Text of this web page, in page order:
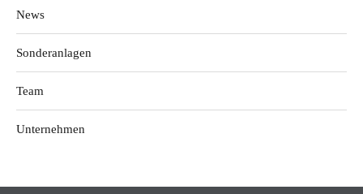
News
Sonderanlagen
Team
Unternehmen